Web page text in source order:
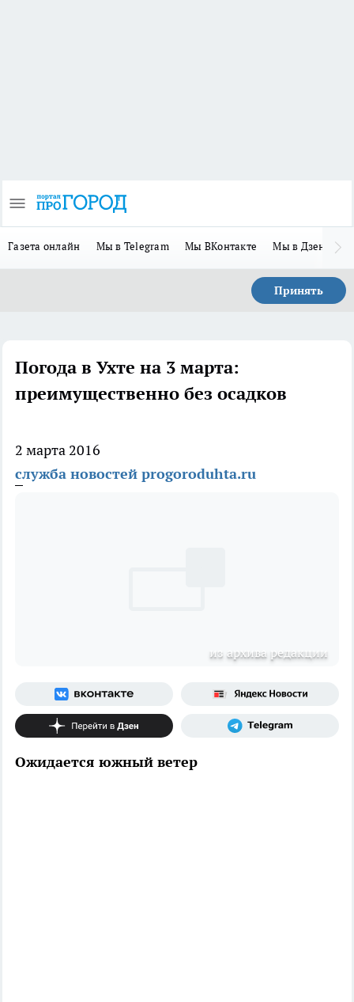
Газета онлайн Мы в Telegram Мы ВКонтакте Мы в Дзене
Принять
Погода в Ухте на 3 марта:
преимущественно без осадков
2 марта 2016
служба новостей progoroduhta.ru
из архива редакции
Ожидается южный ветер